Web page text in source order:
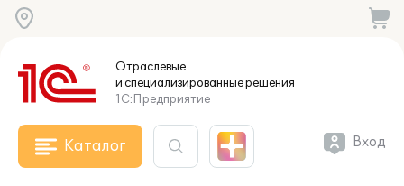
Отраслевые
и специализированныерешения
1С:Предприятие
Каталог Вход